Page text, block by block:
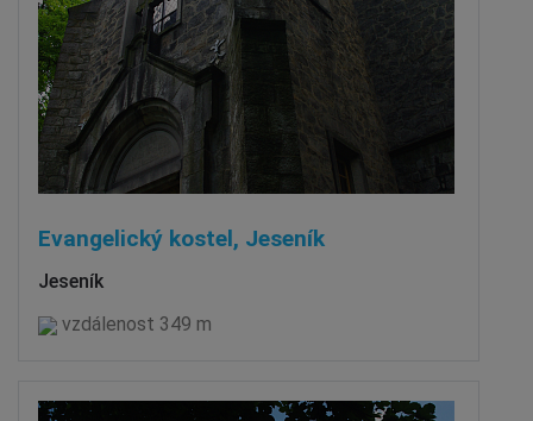
Evangelický kostel, Jeseník
Jeseník
vzdálenost 349 m